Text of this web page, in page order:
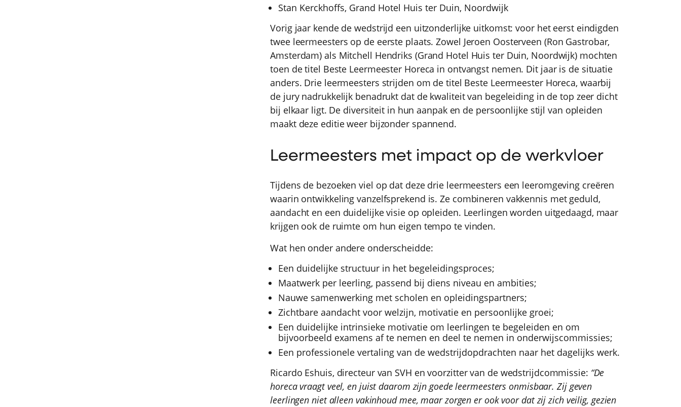
Stan Kerckhoffs, Grand Hotel Huis ter Duin, Noordwijk
Vorig jaar kende de wedstrijd een uitzonderlijke uitkomst: voor het eerst eindigden
twee leermeesters op de eerste plaats. Zowel Jeroen Oosterveen (Ron Gastrobar,
Amsterdam) als Mitchell Hendriks (Grand Hotel Huis ter Duin, Noordwijk) mochten
toen de titel Beste Leermeester Horeca in ontvangst nemen. Dit jaar is de situatie
anders. Drie leermeesters strijden om de titel Beste Leermeester Horeca, waarbij
de jury nadrukkelijk benadrukt dat de kwaliteit van begeleiding in de top zeer dicht
bij elkaar ligt. De diversiteit in hun aanpak en de persoonlijke stijl van opleiden
maakt deze editie weer bijzonder spannend.
Leermeesters met impact op de werkvloer
Tijdens de bezoeken viel op dat deze drie leermeesters een leeromgeving creëren
waarin ontwikkeling vanzelfsprekend is. Ze combineren vakkennis met geduld,
aandacht en een duidelijke visie op opleiden. Leerlingen worden uitgedaagd, maar
krijgen ook de ruimte om hun eigen tempo te vinden.
Wat hen onder andere onderscheidde:
Een duidelijke structuur in het begeleidingsproces;
Maatwerk per leerling, passend bij diens niveau en ambities;
Nauwe samenwerking met scholen en opleidingspartners;
Zichtbare aandacht voor welzijn, motivatie en persoonlijke groei;
Een duidelijke intrinsieke motivatie om leerlingen te begeleiden en om
bijvoorbeeld examens af te nemen en deel te nemen in onderwijscommissies;
Een professionele vertaling van de wedstrijdopdrachten naar het dagelijks werk.
Ricardo Eshuis, directeur van SVH en voorzitter van de wedstrijdcommissie: “De
horeca vraagt veel, en juist daarom zijn goede leermeesters onmisbaar. Zij geven
leerlingen niet alleen vakinhoud mee, maar zorgen er ook voor dat zij zich veilig, gezien